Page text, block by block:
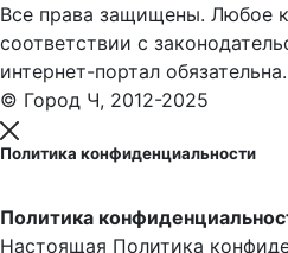
Все права защищены. Любое
соответствии с
интернет-портал обязательна.
© Город Ч, 2012-2025
Политика конфиденциальности
Политика
Настоящая Политика